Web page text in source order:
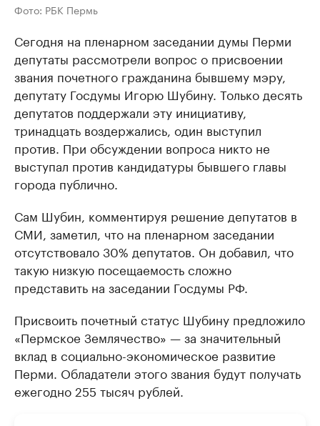
Фото: РБК Пермь
Сегодня на пленарном заседании думы Перми
депутаты рассмотрели вопрос о присвоении
звания почетного гражданина бывшему мэру,
депутату Госдумы Игорю Шубину. Только десять
депутатов поддержали эту инициативу,
тринадцать воздержались, один выступил
против. При обсуждении вопроса никто не
выступал против кандидатуры бывшего главы
города публично.
Сам Шубин, комментируя решение депутатов в
СМИ, заметил, что на пленарном заседании
отсутствовало 30% депутатов. Он добавил, что
такую низкую посещаемость сложно
представить на заседании Госдумы РФ.
Присвоить почетный статус Шубину предложило
«Пермское Землячество» — за значительный
вклад в социально-экономическое развитие
Перми. Обладатели этого звания будут получать
ежегодно 255 тысяч рублей.